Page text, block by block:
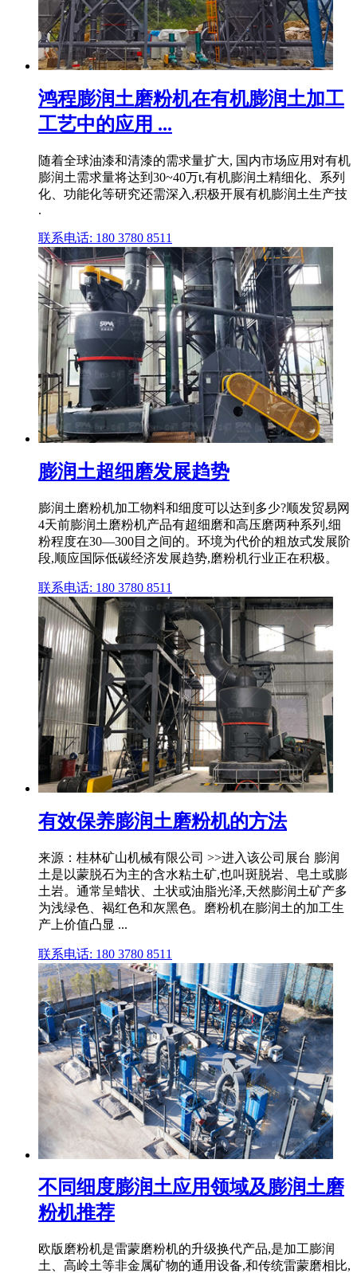
鸿程膨润土磨粉机在有机膨润土加工
工艺中的应用 ...
随着全球油漆和清漆的需求量扩大, 国内市场应用对有机
膨润土需求量将达到30~40万t,有机膨润土精细化、系列
化、功能化等研究还需深入,积极开展有机膨润土生产技
.
联系电话: 180 3780 8511
膨润土超细磨发展趋势
膨润土磨粉机加工物料和细度可以达到多少?顺发贸易网
4天前膨润土磨粉机产品有超细磨和高压磨两种系列,细
粉程度在30—300目之间的。环境为代价的粗放式发展阶
段,顺应国际低碳经济发展趋势,磨粉机行业正在积极。
联系电话: 180 3780 8511
有效保养膨润土磨粉机的方法
来源：桂林矿山机械有限公司 >>进入该公司展台 膨润
土是以蒙脱石为主的含水粘土矿,也叫斑脱岩、皂土或膨
土岩。通常呈蜡状、土状或油脂光泽,天然膨润土矿产多
为浅绿色、褐红色和灰黑色。磨粉机在膨润土的加工生
产上价值凸显 ...
联系电话: 180 3780 8511
不同细度膨润土应用领域及膨润土磨
粉机推荐
欧版磨粉机是雷蒙磨粉机的升级换代产品,是加工膨润
土、高岭土等非金属矿物的通用设备,和传统雷蒙磨相比,